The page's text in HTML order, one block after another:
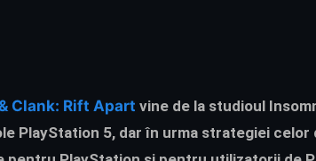
Clank: Rift Apart vine de la studioul
PlayStation 5, dar în urma strategiei celor